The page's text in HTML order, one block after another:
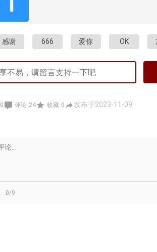
感谢 666 爱你 OK
0 评论 24 收藏 0 发布于2023-11-09
0/9